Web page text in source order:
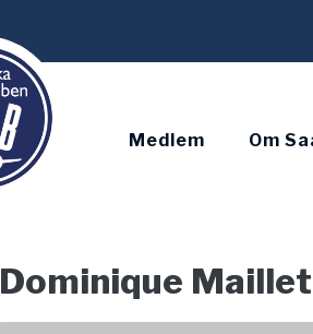
Medlem Om
Dominique Maillet